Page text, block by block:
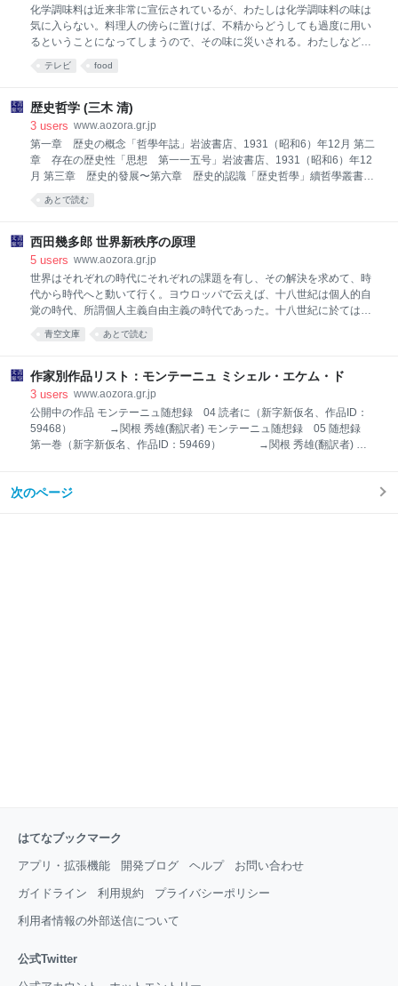
と資性と、ともにおそらくは誰よりもこれに適していると信じたので、
さまでの努力を要せずに自身衆に代ってこの労務に服せんとしたのであ
るが、それでもなお中途幾たびとなく休息し、また往々にして決意の撓
て世に問うことは、少なくとも内に省みて自ら責むべきものあるを感ず
化学調味料は近来非常に宣伝されているが、わたしは化学調味料の味は
気に入らない。料理人の傍らに置けば、不精からどうしても過度に用い
るということになってしまうので、その味に災いされる。わたしなどは
を求める料理のためには、なるだけ化学調味料は使わないのがよいと思
う。上等の料理、最高の料理には、わたしの経験上化学調味料は味を低
め、かつ味を一定していけないようだ。こぶなりかつおぶしなりのだし
で自分流に調味するのがいちばんいい。 たとえ化学調味料がいいとして
も、物にはそれぞれ千差万別の持ち味があるのだから、こればかりは人
料という一つの味で、日本料理・
テレビ food
歴史哲学 (三木 清)
3 users www.aozora.gr.jp
第一章 歴史の概念「哲學年誌」岩波書店、1931（昭和6）年12月 第二
章 存在の歴史性「思想 第一一五号」岩波書店、1931（昭和6）年12
月 第三章 歴史的發展〜第六章 歴史的認識「歴史哲學」續哲學叢書、
岩波書店、1932（昭和7）年4月
あとで読む
西田幾多郎 世界新秩序の原理
5 users www.aozora.gr.jp
世界はそれぞれの時代にそれぞれの課題を有し、その解決を求めて、時
代から時代へと動いて行く。ヨウロッパで云えば、十八世紀は個人的自
覚の時代、所謂個人主義自由主義の時代であった。十八世紀に於ては、
未だ一つの歴史的世界に於ての国家と国家との対立と云うまでに至らな
かったのである。大まかに云えば、イギリスが海を支配し、フランスが
ロッパという一つの歴史的世界に於てドイツとフランスとが対立した
が、更に進んで窮極する所、全世界的空間に於て、ドイツとイギリスと
の二大勢力が対立するに至った。これが第一次世界大戦の原因である。
十九世紀は国家的自覚の時代、所謂帝国主義の時代であった。各国家が
何処までも他を従えることによって、自己自身を強大にすることが歴史
青空文庫 あとで読む
作家別作品リスト：モンテーニュ ミシェル・エケム・ド
3 users www.aozora.gr.jp
公開中の作品 モンテーニュ随想録 04 読者に（新字新仮名、作品ID：
59468） →関根 秀雄(翻訳者) モンテーニュ随想録 05 随想録
第一巻（新字新仮名、作品ID：59469） →関根 秀雄(翻訳者) モ
第三巻（新字新仮名、作品ID：59608） →関根 秀雄(翻訳者) 作
次のページ
はてなブックマーク
アプリ・拡張機能 開発ブログ ヘルプ お問い合わせ
ガイドライン 利用規約 プライバシーポリシー
利用者情報の外部送信について
公式Twitter